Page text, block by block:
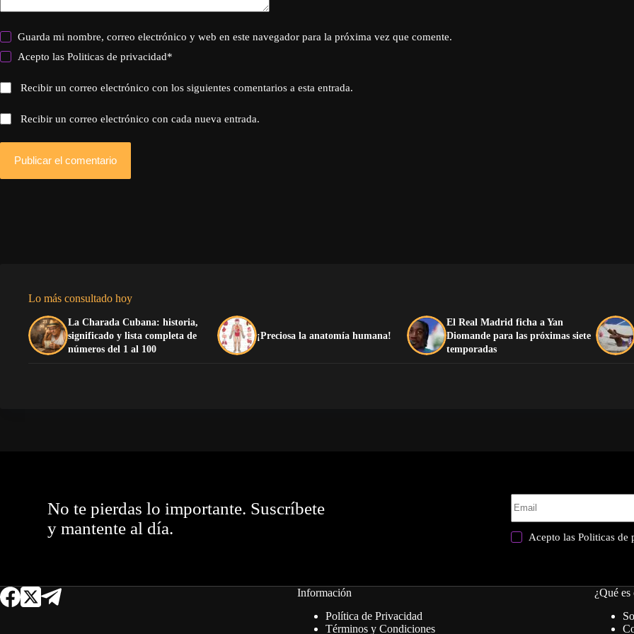
Guarda mi nombre, correo electrónico y web en este navegador para la próxima vez que comente.
Acepto lasPoliticas de privacidad*
Recibir un correo electrónico con los siguientes comentarios a esta entrada.
Recibir un correo electrónico con cada nueva entrada.
Publicar el comentario
Lo más consultado hoy
La Charada Cubana: historia,
significado y lista completa de
números del 1 al 100
¡Preciosa la anatomía humana!
El Real Madrid ficha a Yan
Diomande para las próximas siete
temporadas
No te pierdas lo importante. Suscríbete
y mantente al día.
Acepto lasPoliticas de
Información
Política de Privacidad
Términos y Condiciones
¿Qué